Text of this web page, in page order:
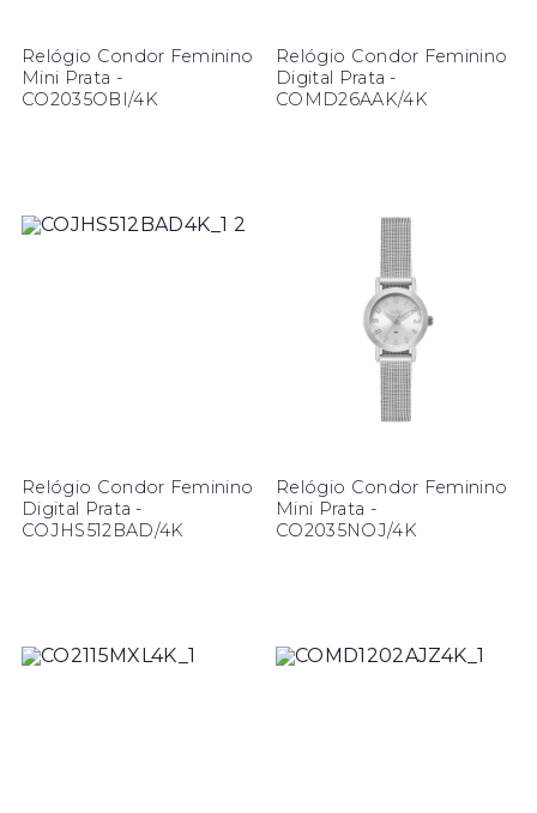
Relógio Condor Feminino
Mini Prata -
CO2035OBI/4K
Relógio Condor Feminino
Digital Prata -
COMD26AAK/4K
Relógio Condor Feminino
Digital Prata -
COJHS512BAD/4K
Relógio Condor Feminino
Mini Prata -
CO2035NOJ/4K